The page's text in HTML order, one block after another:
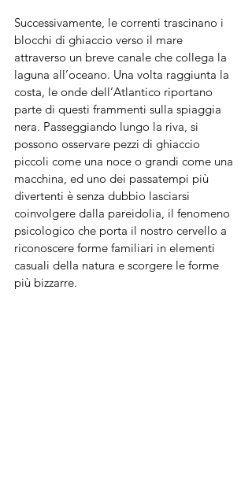
Successivamente, le correnti trascinano i
blocchi di ghiaccio verso il mare
attraverso un breve canale che collega la
laguna all’oceano. Una volta raggiunta la
costa, le onde dell’Atlantico riportano
parte di questi frammenti sulla spiaggia
nera. Passeggiando lungo la riva, si
possono osservare pezzi di ghiaccio
piccoli come una noce o grandi come una
macchina, ed uno dei passatempi più
divertenti è senza dubbio lasciarsi
coinvolgere dalla pareidolia, il fenomeno
psicologico che porta il nostro cervello a
riconoscere forme familiari in elementi
casuali della natura e scorgere le forme
più bizzarre.